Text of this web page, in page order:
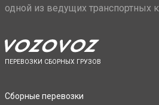
одной из ведущих транспортных
ПЕРЕВОЗКИ СБОРНЫХ ГРУЗОВ
Сборные перевозки